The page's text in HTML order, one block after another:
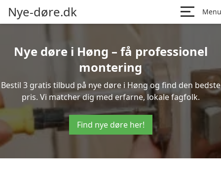
Nye-døre.dk Menu
Nye døre i Høng – få professionel
montering
Bestil 3 gratis tilbud på nye døre i Høng og find den bedste
pris. Vi matcher dig med erfarne, lokale fagfolk.
Find nye døre her!